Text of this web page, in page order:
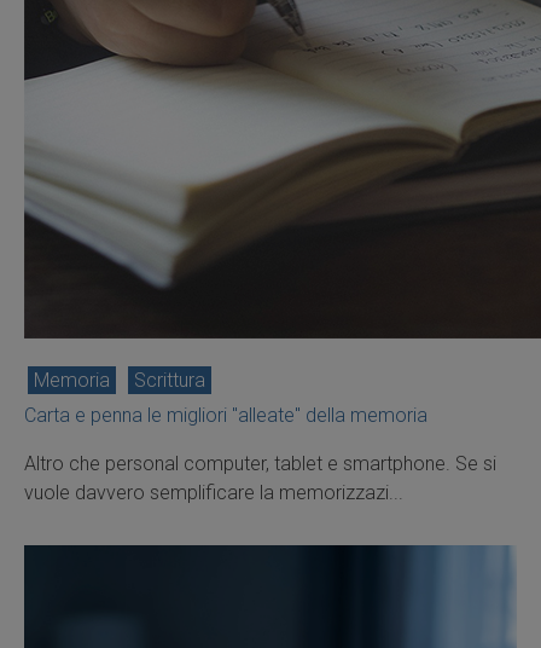
Memoria
Scrittura
Carta e penna le migliori "alleate" della memoria
Altro che personal computer, tablet e smartphone. Se si
vuole davvero semplificare la memorizzazi...